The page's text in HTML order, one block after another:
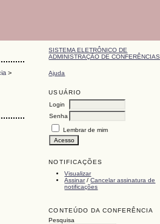
SISTEMA ELETRÔNICO DE
ADMINISTRAÇÃO DE CONFERÊNCIAS
Ajuda
USUÁRIO
Login
Senha
Lembrar de mim
NOTIFICAÇÕES
Visualizar
Assinar/Cancelar assinatura de
notificações
CONTEÚDO DA CONFERÊNCIA
Pesquisa
>